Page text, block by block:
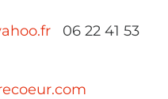
06 22 41 53